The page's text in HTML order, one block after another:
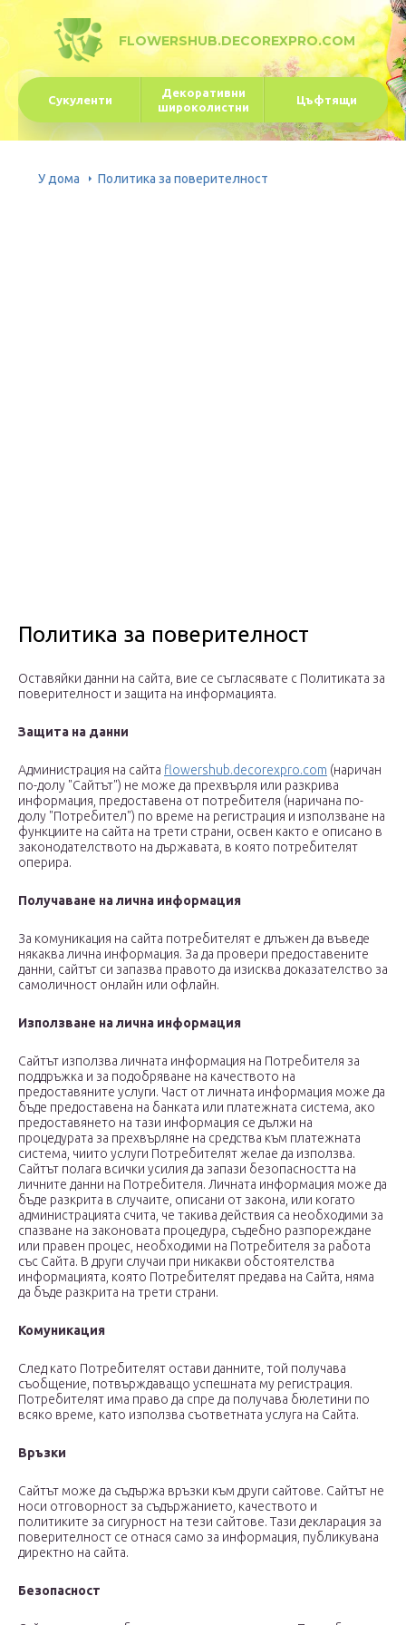
FLOWERSHUB.DECOREXPRO.COM
Сукуленти
Декоративни
широколистни
Цъфтящи
У дома Политика за поверителност
Политика за поверителност
Оставяйки данни на сайта, вие се съгласявате с Политиката за
поверителност и защита на информацията.
Защита на данни
Администрация на сайта flowershub.decorexpro.com (наричан
по-долу "Сайтът") не може да прехвърля или разкрива
информация, предоставена от потребителя (наричана по-
долу "Потребител") по време на регистрация и използване на
функциите на сайта на трети страни, освен както е описано в
законодателството на държавата, в която потребителят
оперира.
Получаване на лична информация
За комуникация на сайта потребителят е длъжен да въведе
някаква лична информация. За да провери предоставените
данни, сайтът си запазва правото да изисква доказателство за
самоличност онлайн или офлайн.
Използване на лична информация
Сайтът използва личната информация на Потребителя за
поддръжка и за подобряване на качеството на
предоставяните услуги. Част от личната информация може да
бъде предоставена на банката или платежната система, ако
предоставянето на тази информация се дължи на
процедурата за прехвърляне на средства към платежната
система, чиито услуги Потребителят желае да използва.
Сайтът полага всички усилия да запази безопасността на
личните данни на Потребителя. Личната информация може да
бъде разкрита в случаите, описани от закона, или когато
администрацията счита, че такива действия са необходими за
спазване на законовата процедура, съдебно разпореждане
или правен процес, необходими на Потребителя за работа
със Сайта. В други случаи при никакви обстоятелства
информацията, която Потребителят предава на Сайта, няма
да бъде разкрита на трети страни.
Комуникация
След като Потребителят остави данните, той получава
съобщение, потвърждаващо успешната му регистрация.
Потребителят има право да спре да получава бюлетини по
всяко време, като използва съответната услуга на Сайта.
Връзки
Сайтът може да съдържа връзки към други сайтове. Сайтът не
носи отговорност за съдържанието, качеството и
политиките за сигурност на тези сайтове. Тази декларация за
поверителност се отнася само за информация, публикувана
директно на сайта.
Безопасност